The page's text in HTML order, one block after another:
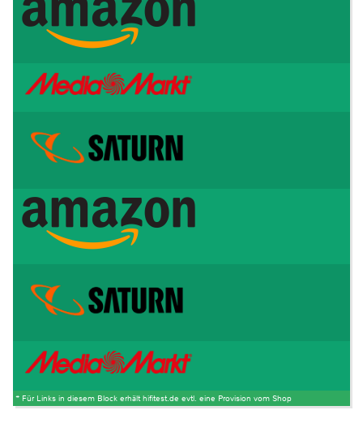
* Für Links in diesem Block erhält hifitest.de evtl. eine Provision vom Shop